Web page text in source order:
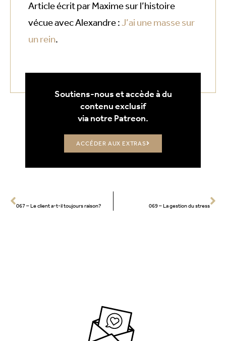
Article écrit par Maxime sur l’histoire
vécue avec Alexandre :J’ai une masse sur
un rein.
Soutiens-nous et accède à du
contenu exclusif
via notre Patreon.
ACCÉDER AUX EXTRAS
067 – Le client a-t-il toujours raison?
069 – La gestion du stress